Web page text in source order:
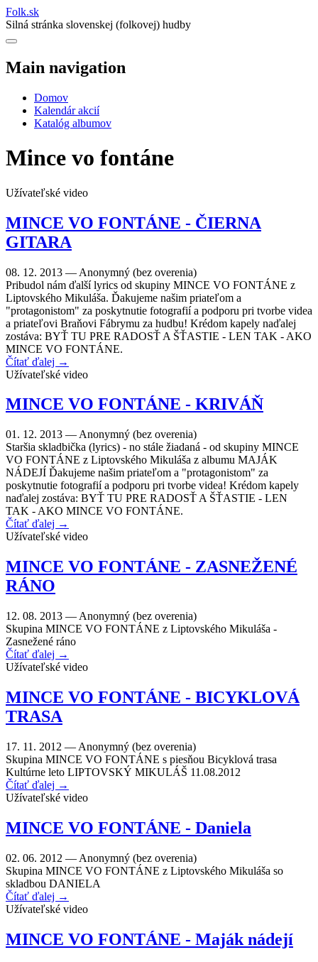
Folk.sk
Silná stránka slovenskej (folkovej) hudby
Main navigation
Domov
Kalendár akcií
Katalóg albumov
Mince vo fontáne
Užívateľské video
MINCE VO FONTÁNE - ČIERNA
GITARA
08. 12. 2013 — Anonymný (bez overenia)
Pribudol nám ďalší lyrics od skupiny MINCE VO FONTÁNE z
Liptovského Mikuláša. Ďakujeme našim priateľom a
"protagonistom" za poskytnutie fotografií a podporu pri tvorbe videa
a priateľovi Braňovi Fábrymu za hudbu! Krédom kapely naďalej
zostáva: BYŤ TU PRE RADOSŤ A ŠŤASTIE - LEN TAK - AKO
MINCE VO FONTÁNE.
Čítať ďalej →
Užívateľské video
MINCE VO FONTÁNE - KRIVÁŇ
01. 12. 2013 — Anonymný (bez overenia)
Staršia skladbička (lyrics) - no stále žiadaná - od skupiny MINCE
VO FONTÁNE z Liptovského Mikuláša z albumu MAJÁK
NÁDEJÍ Ďakujeme našim priateľom a "protagonistom" za
poskytnutie fotografií a podporu pri tvorbe videa! Krédom kapely
naďalej zostáva: BYŤ TU PRE RADOSŤ A ŠŤASTIE - LEN
TAK - AKO MINCE VO FONTÁNE.
Čítať ďalej →
Užívateľské video
MINCE VO FONTÁNE - ZASNEŽENÉ
RÁNO
12. 08. 2013 — Anonymný (bez overenia)
Skupina MINCE VO FONTÁNE z Liptovského Mikuláša -
Zasnežené ráno
Čítať ďalej →
Užívateľské video
MINCE VO FONTÁNE - BICYKLOVÁ
TRASA
17. 11. 2012 — Anonymný (bez overenia)
Skupina MINCE VO FONTÁNE s piesňou Bicyklová trasa
Kultúrne leto LIPTOVSKÝ MIKULÁŠ 11.08.2012
Čítať ďalej →
Užívateľské video
MINCE VO FONTÁNE - Daniela
02. 06. 2012 — Anonymný (bez overenia)
Skupina MINCE VO FONTÁNE z Liptovského Mikuláša so
skladbou DANIELA
Čítať ďalej →
Užívateľské video
MINCE VO FONTÁNE - Maják nádejí